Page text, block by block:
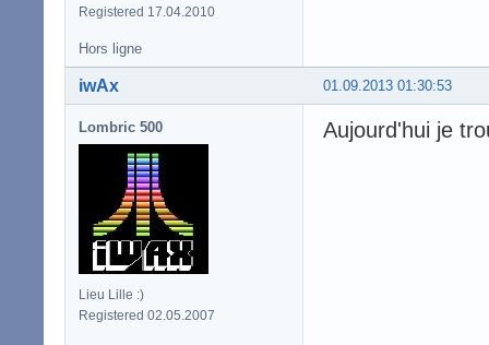
Registered 17.04.2010
Hors ligne
01.09.2013 01:30:53
iwAx
Lombric 500
Lieu Lille :)
Registered 02.05.2007
Aujourd'hui je